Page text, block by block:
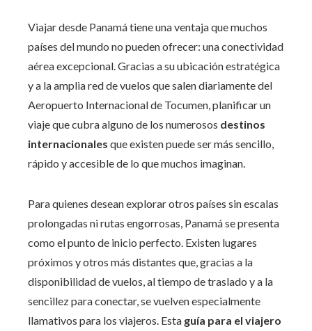
Viajar desde Panamá tiene una ventaja que muchos
países del mundo no pueden ofrecer: una conectividad
aérea excepcional. Gracias a su ubicación estratégica
y a la amplia red de vuelos que salen diariamente del
Aeropuerto Internacional de Tocumen, planificar un
viaje que cubra alguno de los numerosos destinos
internacionales que existen puede ser más sencillo,
rápido y accesible de lo que muchos imaginan.
Para quienes desean explorar otros países sin escalas
prolongadas ni rutas engorrosas, Panamá se presenta
como el punto de inicio perfecto. Existen lugares
próximos y otros más distantes que, gracias a la
disponibilidad de vuelos, al tiempo de traslado y a la
sencillez para conectar, se vuelven especialmente
llamativos para los viajeros. Esta guía para el viajero